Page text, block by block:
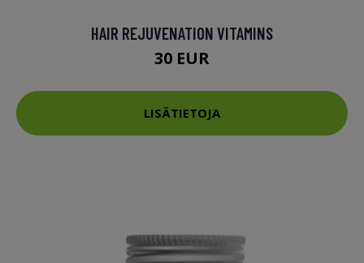
HAIR REJUVENATION VITAMINS
30 EUR
LISÄTIETOJA